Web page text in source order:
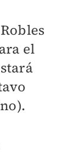
el